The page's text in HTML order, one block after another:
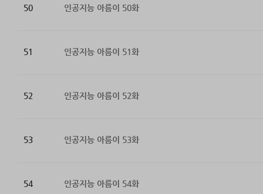
50 인공지능 아름이 50화
51 인공지능 아름이 51화
52 인공지능 아름이 52화
53 인공지능 아름이 53화
54 인공지능 아름이 54화